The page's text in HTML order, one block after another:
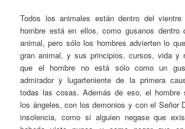
Todos los animales están dentro del
hombre está en ellos, como gusanos dentro
animal, pero sólo los hombres advierten lo
gran animal, y sus principios, cursos, vida y
que el hombre no está sólo como un
admirador y lugarteniente de la primera
todas las cosas. Además de eso, el hombre
los ángeles, con los demonios y con el Señor
insolencia, como si alguien negase que